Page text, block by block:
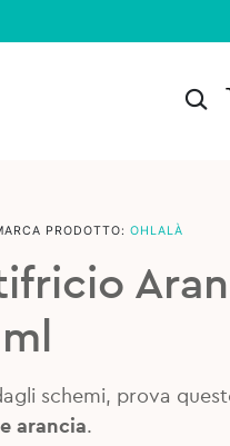
PRODOTTO: OHLALÀ
schemi, prova
arancia.